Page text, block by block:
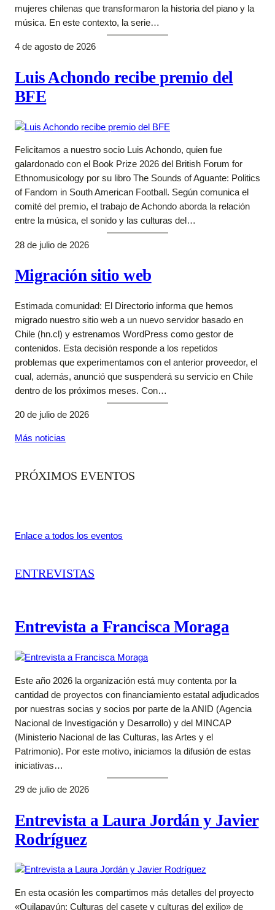
mujeres chilenas que transformaron la historia del piano y la
música. En este contexto, la serie…
4 de agosto de 2026
Luis Achondo recibe premio del
BFE
Felicitamos a nuestro socio Luis Achondo, quien fue
galardonado con el Book Prize 2026 del British Forum for
Ethnomusicology por su libro The Sounds of Aguante: Politics
of Fandom in South American Football. Según comunica el
comité del premio, el trabajo de Achondo aborda la relación
entre la música, el sonido y las culturas del…
28 de julio de 2026
Migración sitio web
Estimada comunidad: El Directorio informa que hemos
migrado nuestro sitio web a un nuevo servidor basado en
Chile (hn.cl) y estrenamos WordPress como gestor de
contenidos. Esta decisión responde a los repetidos
problemas que experimentamos con el anterior proveedor, el
cual, además, anunció que suspenderá su servicio en Chile
dentro de los próximos meses. Con…
20 de julio de 2026
Más noticias
PRÓXIMOS EVENTOS
Enlace a todos los eventos
ENTREVISTAS
Entrevista a Francisca Moraga
Este año 2026 la organización está muy contenta por la
cantidad de proyectos con financiamiento estatal adjudicados
por nuestras socias y socios por parte de la ANID (Agencia
Nacional de Investigación y Desarrollo) y del MINCAP
(Ministerio Nacional de las Culturas, las Artes y el
Patrimonio). Por este motivo, iniciamos la difusión de estas
iniciativas…
29 de julio de 2026
Entrevista a Laura Jordán y Javier
Rodríguez
En esta ocasión les compartimos más detalles del proyecto
«Quilapayún: Culturas del casete y culturas del exilio» de